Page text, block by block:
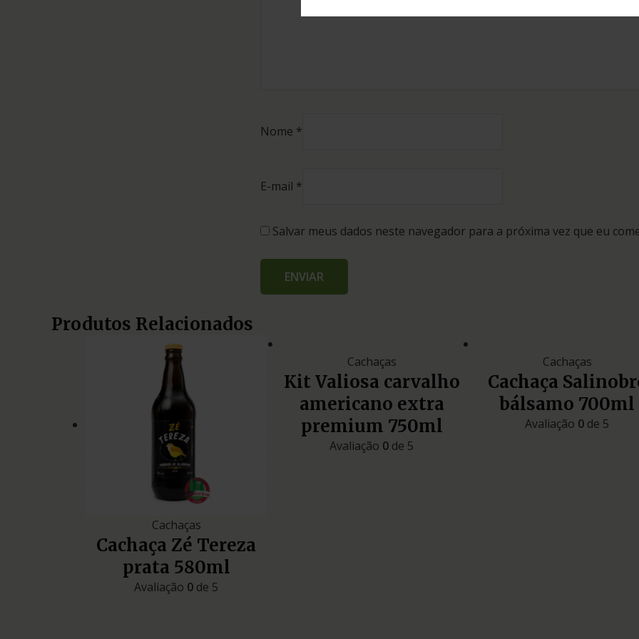
Nome *
E-mail *
Salvar meus dados neste navegador para a próxima vez que eu
Produtos Relacionados
Cachaças
Cachaça Zé Tereza
prata 580ml
Avaliação 0 de 5
Cachaças
Kit Valiosa carvalho
americano extra
premium 750ml
Avaliação 0 de 5
Cachaças
Cachaça
bálsamo 700ml
Avaliação 0 de 5